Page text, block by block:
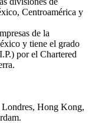
Centroamérica y
de la
y tiene el grado
por el Chartered
Londres, Hong Kong,